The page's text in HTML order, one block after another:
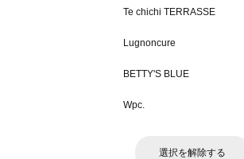
Te chichi TERRASSE
Lugnoncure
BETTY'S BLUE
Wpc.
選択を解除する